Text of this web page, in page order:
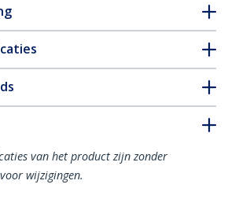
van het product zijn zonder
wijzigingen.